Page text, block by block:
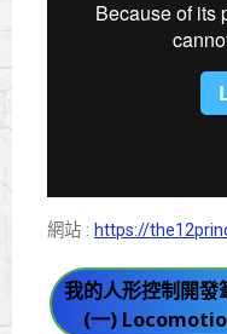
網站 : https://
我的人形控制開發
(一)